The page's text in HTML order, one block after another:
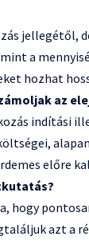
jellegétől,
a
hozhat
az
indítási
előre
hogy
azt a